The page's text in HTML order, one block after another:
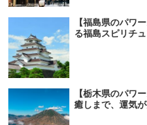
【福島県のパワ
る福島スピリチュ
【栃木県のパワ
癒しまで、運気